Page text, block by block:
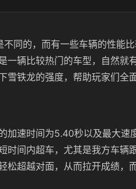
同的，而有一些车辆的性能
一辆比较热门的车型，自然就
雪铁龙的强度，帮助玩家们全
加速时间为5.40秒以及最大
时间内超车，尤其是我方车辆
松超越对面，从而拉开成绩，